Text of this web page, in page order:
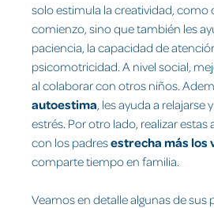
solo estimula la creatividad, como
comienzo, sino que también les
paciencia, la capacidad de
psicomotricidad. A nivel social,
al colaborar con otros niños.
autoestima , les ayuda a relajarse
estrés. Por otro lado, realizar estas
con los padresestrecha más los
comparte tiempo en familia.
Veamos en detalle algunas de sus